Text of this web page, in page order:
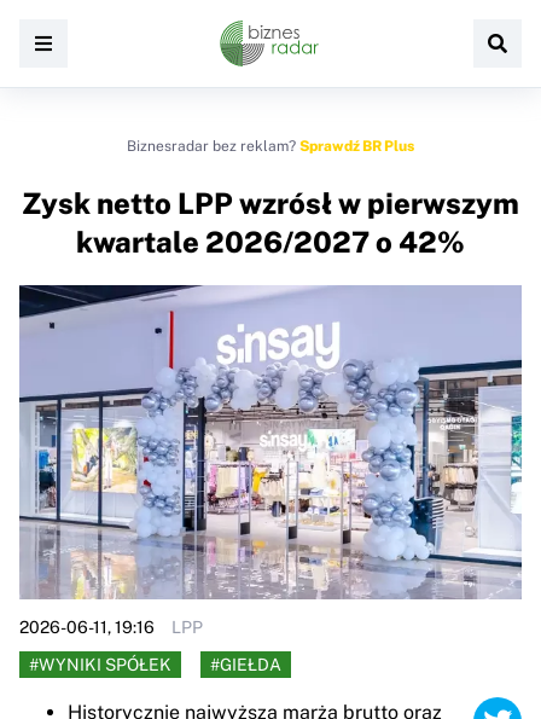
Biznesradar bez reklam? Sprawdź BR Plus
Zysk netto LPP wzrósł w pierwszym
kwartale 2026/2027 o 42%
2026-06-11, 19:16
LPP
#WYNIKI SPÓŁEK
#GIEŁDA
Historycznie najwyższa marża brutto oraz